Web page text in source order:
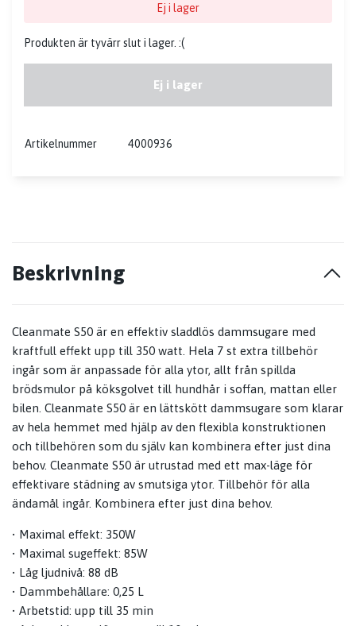
Ej i lager
Produkten är tyvärr slut i lager. :(
Ej i lager
Artikelnummer 4000936
Beskrivning
Cleanmate S50 är en effektiv sladdlös dammsugare med
kraftfull effekt upp till 350 watt. Hela 7 st extra tillbehör
ingår som är anpassade för alla ytor, allt från spillda
brödsmulor på köksgolvet till hundhår i soffan, mattan eller
bilen. Cleanmate S50 är en lättskött dammsugare som klarar
av hela hemmet med hjälp av den flexibla konstruktionen
och tillbehören som du själv kan kombinera efter just dina
behov. Cleanmate S50 är utrustad med ett max-läge för
effektivare städning av smutsiga ytor. Tillbehör för alla
ändamål ingår. Kombinera efter just dina behov.
• Maximal effekt: 350W
• Maximal sugeffekt: 85W
• Låg ljudnivå: 88 dB
• Dammbehållare: 0,25 L
• Arbetstid: upp till 35 min